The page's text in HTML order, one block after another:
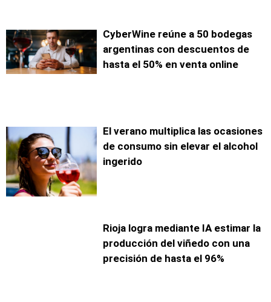
CyberWine reúne a 50 bodegas
argentinas con descuentos de
hasta el 50% en venta online
El verano multiplica las ocasiones
de consumo sin elevar el alcohol
ingerido
Rioja logra mediante IA estimar la
producción del viñedo con una
precisión de hasta el 96%